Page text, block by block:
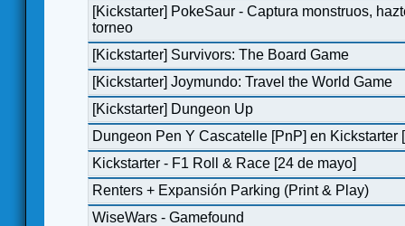
[Kickstarter] PokeSaur - Captura monstruos,
torneo
[Kickstarter] Survivors: The Board Game
[Kickstarter] Joymundo: Travel the World Game
[Kickstarter] Dungeon Up
Dungeon Pen Y Cascatelle [PnP] en Kickstarter
Kickstarter - F1 Roll & Race [24 de mayo]
Renters + Expansión Parking (Print & Play)
WiseWars - Gamefound